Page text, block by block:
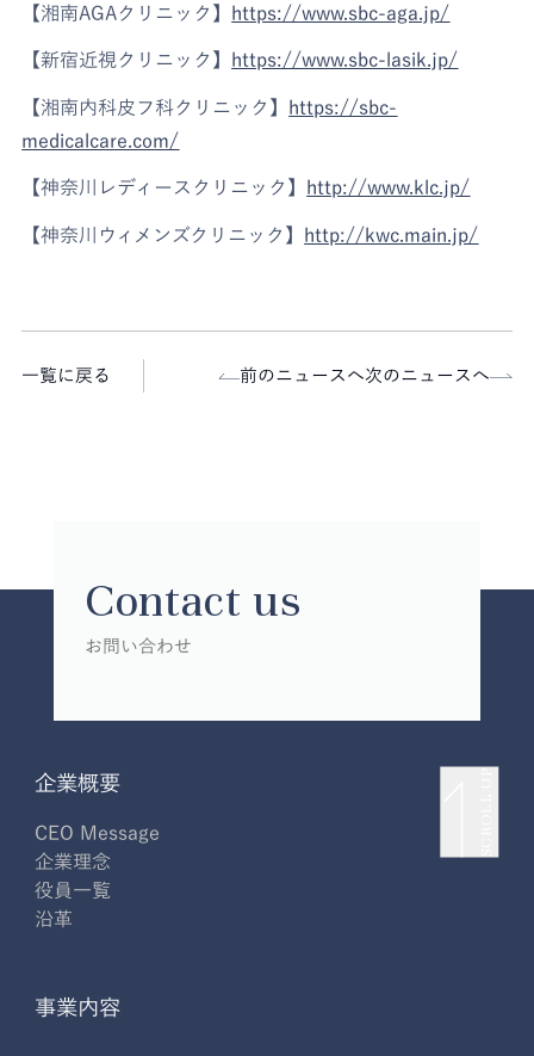
【湘南AGAクリニック】 https://www.sbc-aga.jp/
【新宿近視クリニック】 https://www.sbc-lasik.jp/
【湘南内科皮フ科クリニック】
https://sbc-
medicalcare.com/
【神奈川レディースクリニック】 http://www.klc.jp/
【神奈川ウィメンズクリニック】 http://kwc.main.jp/
一覧に戻る 前のニュースへ次のニュースへ
Contact us
お問い合わせ
企業概要
CEO Message
企業理念
役員一覧
沿革
事業内容